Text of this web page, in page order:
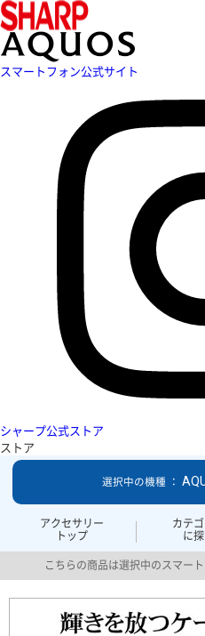
スマートフォン公式サイト
シャープ公式ストア
ストア
アクセサリー
トップ
カテゴ
に
選択中の機種 ：
こちらの商品は選択中のスマー